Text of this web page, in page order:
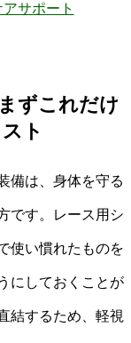
サポート
ずこれだけ
ト
備は、身体を守る
です。レース用シ
使い慣れたものを
にしておくことが
結するため、軽視